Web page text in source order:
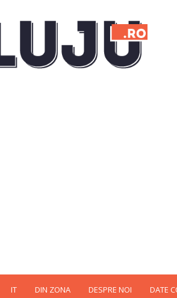
IT DIN ZONA DESPRE NOI DATE